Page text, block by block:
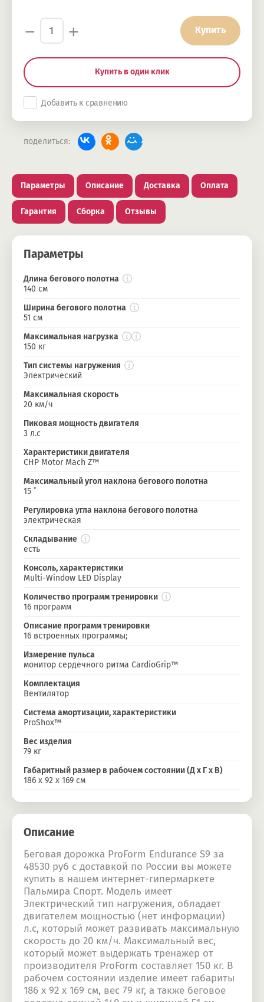
− + Купить
Купить в один клик
Добавить к сравнению
поделиться:
Параметры Описание Доставка Оплата
Гарантия Сборка Отзывы
Параметры
Длина бегового полотна
140 см
Ширина бегового полотна
51 см
Максимальная нагрузка
150 кг
Тип системы нагружения
Электрический
Максимальная скорость
20 км/ч
Пиковая мощность двигателя
3 л.с
Характеристики двигателя
CHP Motor Mach Z™
Максимальный угол наклона бегового полотна
15 ˚
Регулировка угла наклона бегового полотна
электрическая
Складывание
есть
Консоль, характеристики
Multi-Window LED Display
Количество программ тренировки
16 программ
Описание программ тренировки
16 встроенных программы;
Измерение пульса
монитор сердечного ритма CardioGrip™
Комплектация
Вентилятор
Система амортизации, характеристики
ProShox™
Вес изделия
79 кг
Габаритный размер в рабочем состоянии (Д х Г х В)
186 x 92 x 169 см
Описание
Беговая дорожка ProForm Endurance S9 за
48530 руб с доставкой по России вы можете
купить в нашем интернет-гипермаркете
Пальмира Спорт. Модель имеет
Электрический тип нагружения, обладает
двигателем мощностью (нет информации)
л.с, который может развивать максимальную
скорость до 20 км/ч. Максимальный вес,
который может выдержать тренажер от
производителя ProForm составляет 150 кг. В
рабочем состоянии изделие имеет габариты
186 x 92 x 169 см, вес 79 кг, а также беговое